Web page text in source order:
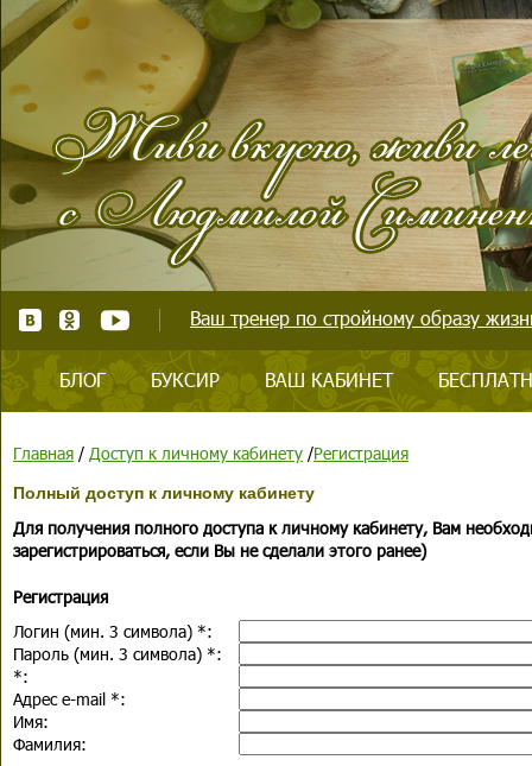
Ваш тренер по стройному образу
БЛОГ БУКСИР ВАШ КАБИНЕТ
Главная / Доступ к личному кабинету /Регистрация
Полный доступ к личному кабинету
Для получения полного доступа к личному кабинету, Вам
зарегистрироваться, если Вы не сделали этого ранее)
Регистрация
Логин (мин. 3 символа) *:
Пароль (мин. 3 символа) *:
*:
Адрес e-mail *:
Имя:
Фамилия: